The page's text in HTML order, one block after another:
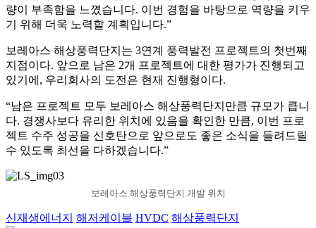
량이 부족함을 느꼈습니다. 이번 경험을 바탕으로 역량을 키우
기 위해 더욱 노력할 계획입니다.”
보레아스 해상풍력단지는 3연계 풍력발전 프로젝트의 첫번째
지점이다. 앞으로 남은 2개 프로젝트에 대한 평가가 진행되고
있기에, 우리회사의 도전은 현재 진행형이다.
“남은 프로젝트 모두 보레아스 해상풍력단지만큼 규모가 큽니
다. 경쟁사보다 유리한 위치에 있음을 확인한 만큼, 이번 프로
젝트 수주 성공을 신호탄으로 앞으로도 좋은 소식을 들려드릴
수 있도록 최선을 다하겠습니다.”
보레아스 해상풍력단지 개발 위치
신재생에너지 해저케이블 HVDC 해상풍력단지